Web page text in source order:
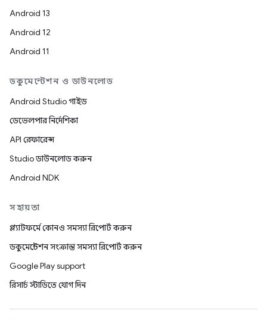
Android 13
Android 12
Android 11
ডকুমেন্টেশন ও ডাউনলোড
Android Studio গাইড
ডেভেলপার নির্দেশিকা
API রেফারেন্স
Studio ডাউনলোড করুন
Android NDK
সহায়তা
প্ল্যাটফর্মে কোনও সমস্যা রিপোর্ট করুন
ডকুমেন্টেশন সংক্রান্ত সমস্যা রিপোর্ট করুন
Google Play support
রিসার্চ স্টাডিতে যোগ দিন